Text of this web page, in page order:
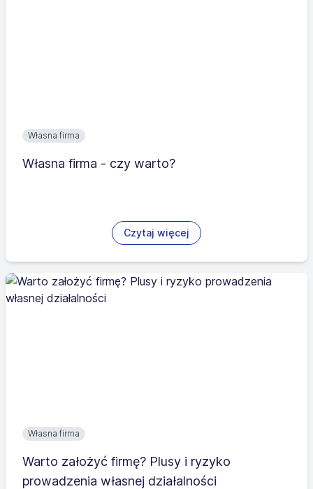
Własna firma
Własna firma - czy warto?
Czytaj więcej
Własna firma
Warto założyć firmę? Plusy i ryzyko
prowadzenia własnej działalności